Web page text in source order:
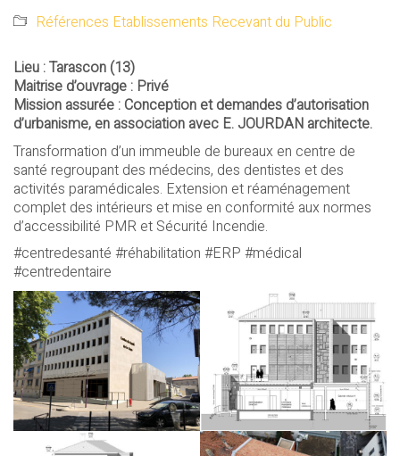
Références Etablissements Recevant du Public
Lieu : Tarascon (13)
Maitrise d’ouvrage : Privé
Mission assurée : Conception et demandes d’autorisation
d’urbanisme, en association avec E. JOURDAN architecte.
Transformation d’un immeuble de bureaux en centre de
santé regroupant des médecins, des dentistes et des
activités paramédicales. Extension et réaménagement
complet des intérieurs et mise en conformité aux normes
d’accessibilité PMR et Sécurité Incendie.
#centredesanté #réhabilitation #ERP #médical
#centredentaire